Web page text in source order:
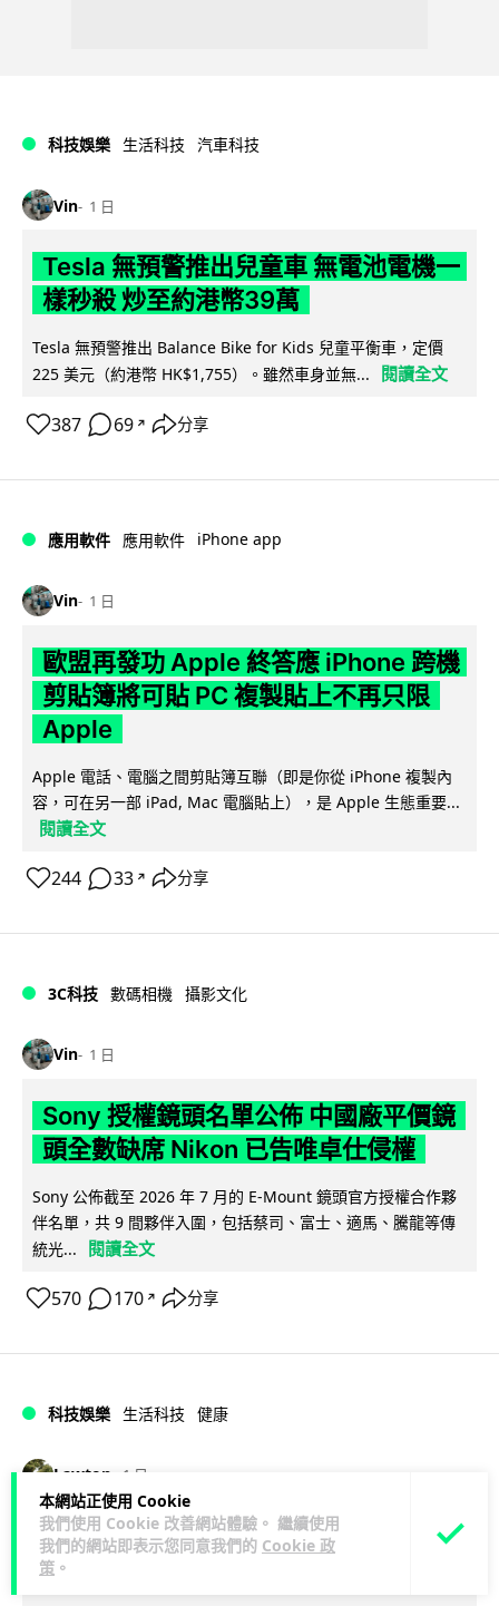
本網站正使用 Cookie
我們使用 Cookie 改善網站體驗。 繼續使用
我們的網站即表示您同意我們的 Cookie 政
策 。
科技娛樂 生活科技 汽車科技
Vin 1 日
Tesla 無預警推出兒童車 無電池電機一
樣秒殺 炒至約港幣39萬
Tesla 無預警推出 Balance Bike for Kids 兒童平衡車，定價
225 美元（約港幣 HK$1,755）。雖然車身並無...
閱讀全文
387 69 ↗ 分享
應用軟件 應用軟件 iPhone app
Vin 1 日
歐盟再發功 Apple 終答應 iPhone 跨機
剪貼簿將可貼 PC 複製貼上不再只限
Apple
Apple 電話、電腦之間剪貼簿互聯（即是你從 iPhone 複製內
容，可在另一部 iPad, Mac 電腦貼上），是 Apple 生態重要...
閱讀全文
244 33 ↗ 分享
3C科技 數碼相機 攝影文化
Vin 1 日
Sony 授權鏡頭名單公佈 中國廠平價鏡
頭全數缺席 Nikon 已告唯卓仕侵權
Sony 公佈截至 2026 年 7 月的 E-Mount 鏡頭官方授權合作夥
伴名單，共 9 間夥伴入圍，包括蔡司、富士、適馬、騰龍等傳
統光...
閱讀全文
570 170 ↗ 分享
科技娛樂 生活科技 健康
Lawton 1 日
室內空氣 40 度暑熱難耐 德國空調普及
率僅 3% 大眾繼續忍的最大原因